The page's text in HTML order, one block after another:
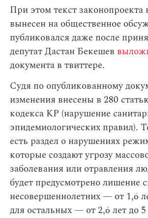
При этом текст законопроекта
вынесен на общественное
публиковался даже после
депутат Дастан Бекешев
документа в твиттере.
Судя по опубликованному
изменения внесены в 280
кодекса КР (нарушение
эпидемиологических правил).
есть раздел о нарушениях
которые создают угрозу
заболевания или отравления
будет предусмотрено лишение
несовершеннолетних — от 1,6
для остальных — от 2,6 лет до 5